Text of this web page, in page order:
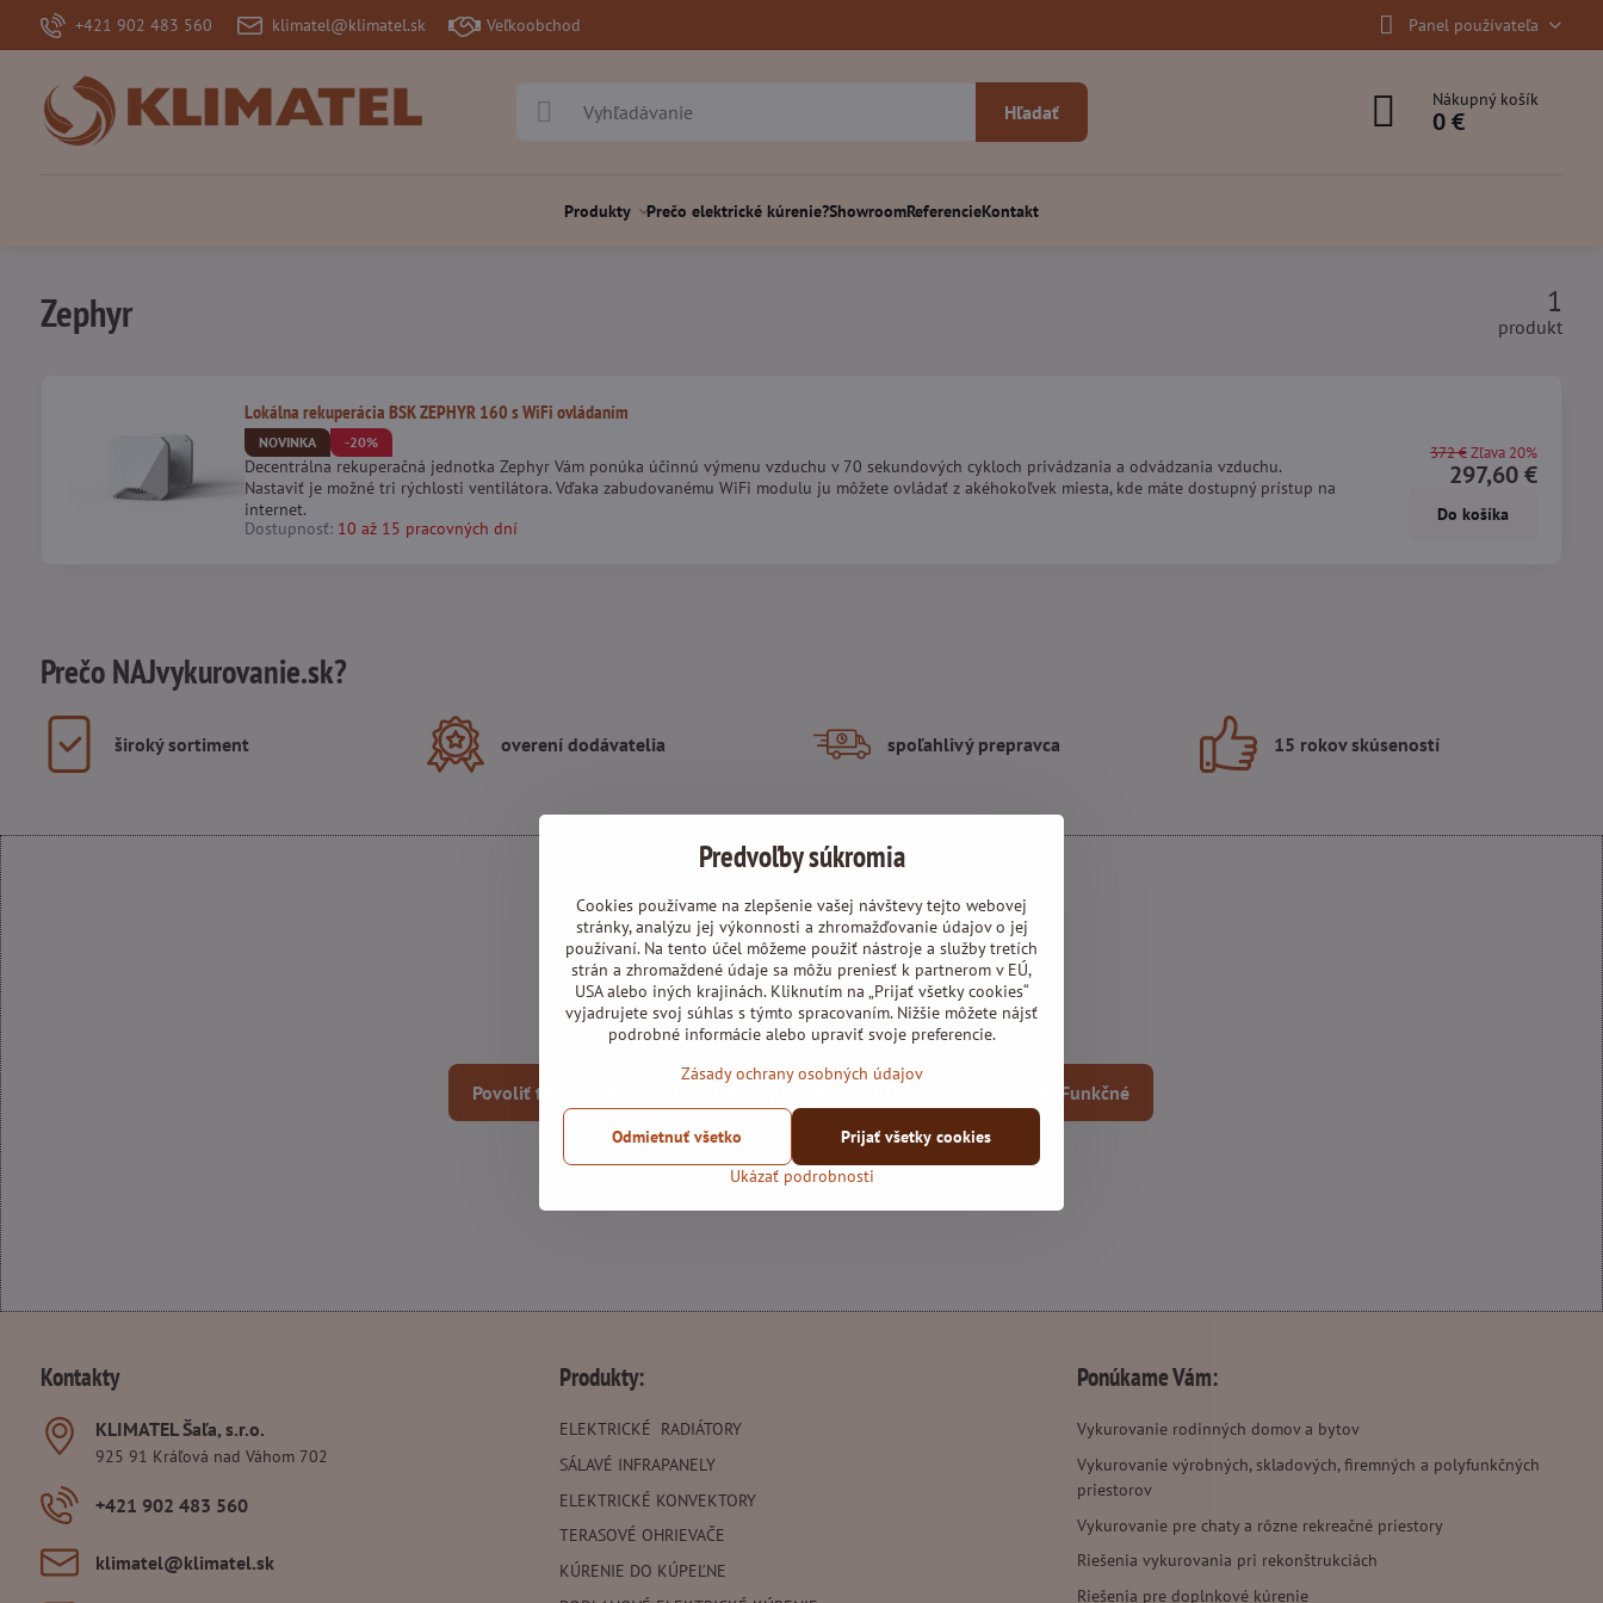
+421 902 483 560 klimatel@klimatel.sk Veľkoobchod Panel používateľa
Hľadať
Nákupný košík
0 €
Produkty Prečo elektrické kúrenie?ShowroomReferencieKontakt
Zephyr 1
produkt
Lokálna rekuperácia BSK ZEPHYR 160 s WiFi ovládaním
NOVINKA -20%
Decentrálna rekuperačná jednotka Zephyr Vám ponúka účinnú výmenu vzduchu v 70 sekundových cykloch privádzania a odvádzania vzduchu.
Nastaviť je možné tri rýchlosti ventilátora. Vďaka zabudovanému WiFi modulu ju môžete ovládať z akéhokoľvek miesta, kde máte dostupný prístup na
internet.
Dostupnosť: 10 až 15 pracovných dní
297,60 €
372 €Zľava 20%
Do košíka
Prečo NAJvykurovanie.sk?
široký sortiment overení dodávatelia spoľahlivý prepravca 15 rokov skúseností
Externý obsah je blokovaný Voľbami súkromia
Prajete si načítať externý obsah?
Povoliť tentokrát Povoliť a zapamätať - súhlas s druhom cookie: Funkčné
Otvoriť obsah v novom okne
Kontakty
KLIMATEL Šaľa, s​.r​.o​.
925 91 Kráľová nad Váhom 702
+421 902 483 560
klimatel​@klimatel​.sk
Produkty:
ELEKTRICKÉ RADIÁTORY
SÁLAVÉ INFRAPANELY
ELEKTRICKÉ KONVEKTORY
TERASOVÉ OHRIEVAČE
KÚRENIE DO KÚPEĽNE
Ponúkame Vám:
Vykurovanie rodinných domov a bytov
Vykurovanie výrobných, skladových, firemných a polyfunkčných
priestorov
Vykurovanie pre chaty a rôzne rekreačné priestory
Riešenia vykurovania pri rekonštrukciách
Riešenia pre doplnkové kúrenie
Predvoľby súkromia
Cookies používame na zlepšenie vašej návštevy tejto webovej
stránky, analýzu jej výkonnosti a zhromažďovanie údajov o jej
používaní. Na tento účel môžeme použiť nástroje a služby tretích
strán a zhromaždené údaje sa môžu preniesť k partnerom v EÚ,
USA alebo iných krajinách. Kliknutím na „Prijať všetky cookies“
vyjadrujete svoj súhlas s týmto spracovaním. Nižšie môžete nájsť
podrobné informácie alebo upraviť svoje preferencie.
Zásady ochrany osobných údajov
Ukázať podrobnosti
Prijať všetky cookies
Odmietnuť všetko